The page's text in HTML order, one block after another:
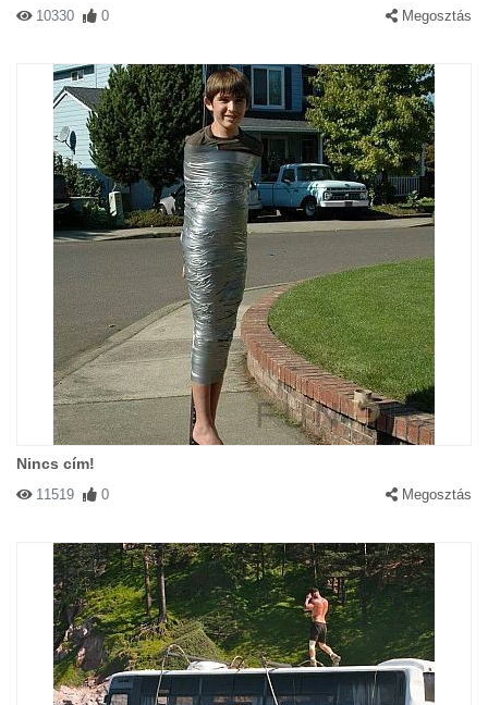
10330 0 Megosztás
Nincs cím!
11519 0 Megosztás